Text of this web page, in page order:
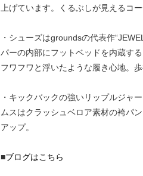
上げています。くるぶしが見えるコー
・シューズはgroundsの代表作
パーの内部にフットベッドを内蔵す
フワフワと浮いたような履き心地。
・キックバックの強いリップルジャ
ムスはクラッシュベロア素材の袴パ
アップ。
■ブログはこちら